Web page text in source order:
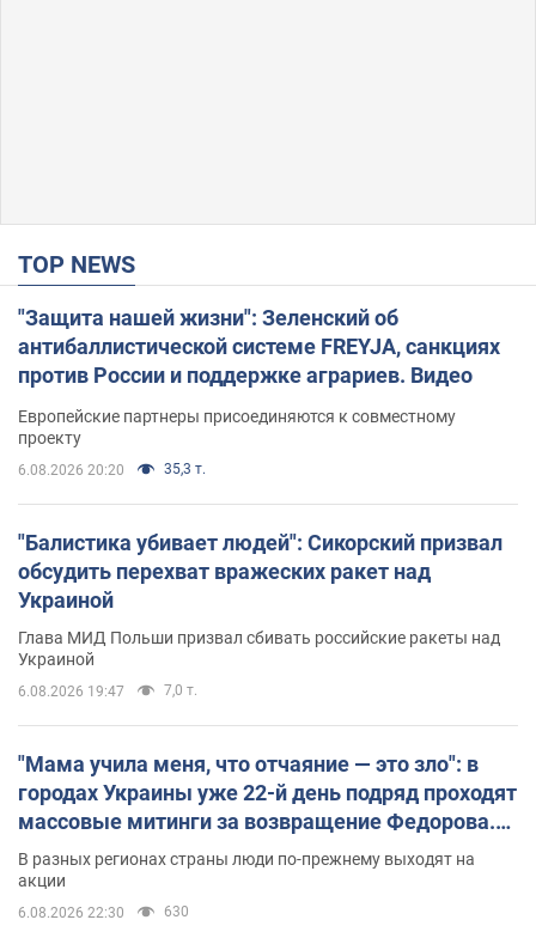
TOP NEWS
"Защита нашей жизни": Зеленский об
антибаллистической системе FREYJA, санкциях
против России и поддержке аграриев. Видео
Европейские партнеры присоединяются к совместному
проекту
6.08.2026 20:20 35,3 т.
"Балистика убивает людей": Сикорский призвал
обсудить перехват вражеских ракет над
Украиной
Глава МИД Польши призвал сбивать российские ракеты над
Украиной
6.08.2026 19:47 7,0 т.
"Мама учила меня, что отчаяние — это зло": в
городах Украины уже 22-й день подряд проходят
массовые митинги за возвращение Федорова.
Фото и видео
В разных регионах страны люди по-прежнему выходят на
акции
6.08.2026 22:30 630